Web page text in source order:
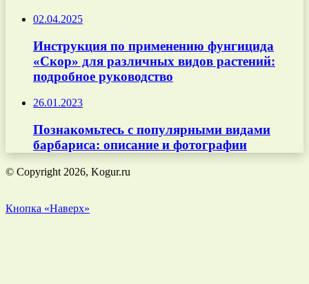
02.04.2025
Инструкция по применению фунгицида
«Скор» для различных видов растений:
подробное руководство
26.01.2023
Познакомьтесь с популярными видами
барбариса: описание и фотографии
© Copyright 2026, Kogur.ru
Кнопка «Наверх»